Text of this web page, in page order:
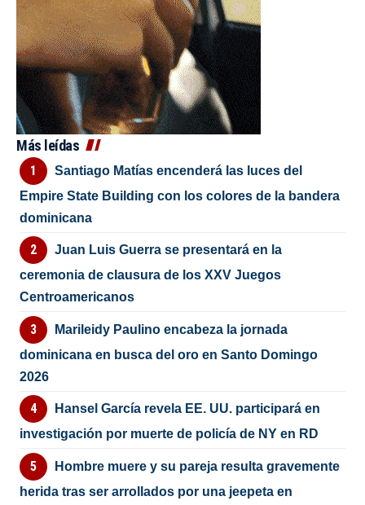
Más leídas
Santiago Matías encenderá las luces del
Empire State Building con los colores de la bandera
dominicana
Juan Luis Guerra se presentará en la
ceremonia de clausura de los XXV Juegos
Centroamericanos
Marileidy Paulino encabeza la jornada
dominicana en busca del oro en Santo Domingo
2026
Hansel García revela EE. UU. participará en
investigación por muerte de policía de NY en RD
Hombre muere y su pareja resulta gravemente
herida tras ser arrollados por una jeepeta en